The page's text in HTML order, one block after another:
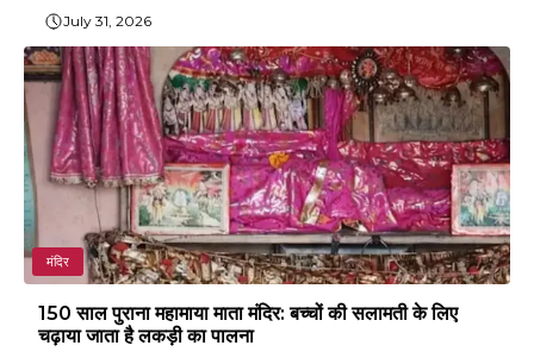
July 31, 2026
मंदिर
150 साल पुराना महामाया माता मंदिर: बच्चों की सलामती के लिए
चढ़ाया जाता है लकड़ी का पालना